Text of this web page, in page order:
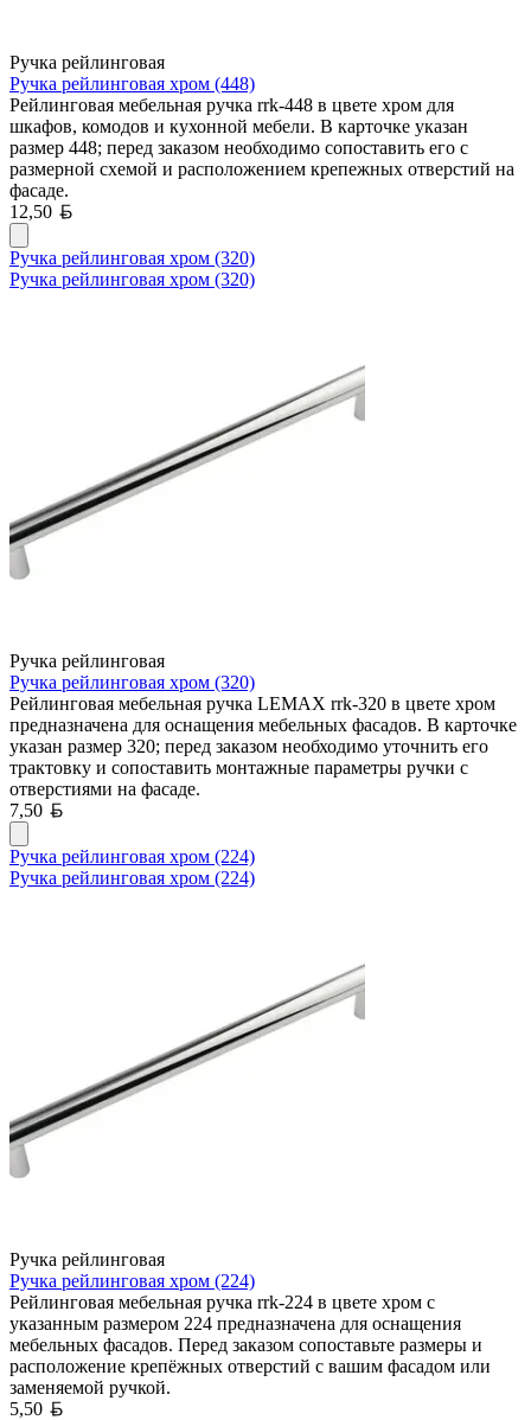
Ручка рейлинговая
Ручка рейлинговая хром (448)
Рейлинговая мебельная ручка rrk-448 в цвете хром для
шкафов, комодов и кухонной мебели. В карточке указан
размер 448; перед заказом необходимо сопоставить его с
размерной схемой и расположением крепежных отверстий на
фасаде.
12,50
Ручка рейлинговая хром (320)
Ручка рейлинговая хром (320)
Ручка рейлинговая
Ручка рейлинговая хром (320)
Рейлинговая мебельная ручка LEMAX rrk-320 в цвете хром
предназначена для оснащения мебельных фасадов. В карточке
указан размер 320; перед заказом необходимо уточнить его
трактовку и сопоставить монтажные параметры ручки с
отверстиями на фасаде.
7,50
Ручка рейлинговая хром (224)
Ручка рейлинговая хром (224)
Ручка рейлинговая
Ручка рейлинговая хром (224)
Рейлинговая мебельная ручка rrk-224 в цвете хром с
указанным размером 224 предназначена для оснащения
мебельных фасадов. Перед заказом сопоставьте размеры и
расположение крепёжных отверстий с вашим фасадом или
заменяемой ручкой.
5,50